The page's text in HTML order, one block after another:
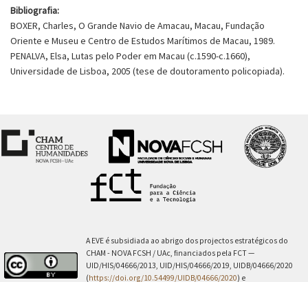
Bibliografia:
BOXER, Charles, O Grande Navio de Amacau, Macau, Fundação
Oriente e Museu e Centro de Estudos Marítimos de Macau, 1989.
PENALVA, Elsa, Lutas pelo Poder em Macau (c.1590-c.1660),
Universidade de Lisboa, 2005 (tese de doutoramento policopiada).
A EVE é subsidiada ao abrigo dos projectos estratégicos do
CHAM - NOVA FCSH / UAc, financiados pela FCT —
UID/HIS/04666/2013, UID/HIS/04666/2019, UIDB/04666/2020
(https://doi.org/10.54499/UIDB/04666/2020) e